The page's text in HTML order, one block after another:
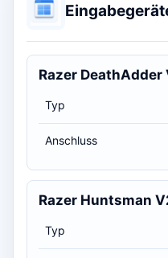
Razer DeathAdder
Typ
Anschluss
Razer Huntsman
Typ